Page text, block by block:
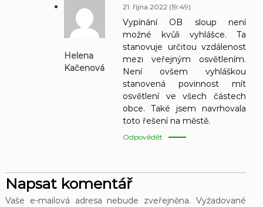
Helena
Kačenová
21. října 2022 (19:49)
Vypínání OB sloup není
možné kvůli vyhlášce. Ta
stanovuje určitou vzdálenost
mezi veřejným osvětlením.
Není ovšem vyhláškou
stanovená povinnost mít
osvětlení ve všech částech
obce. Také jsem navrhovala
toto řešení na městě.
Odpovědět
Napsat komentář
Vaše e-mailová adresa nebude zveřejněna. Vyžadované